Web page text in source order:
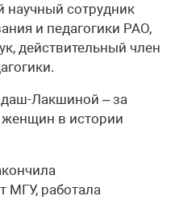
научный сотрудник
и педагогики РАО,
действительный член
Лакшиной – за
в истории
МГУ, работала